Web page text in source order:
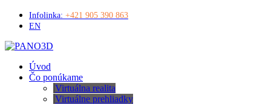
Skip
content
Infolinka: +421 905 390 863
EN
Menu
Úvod
Čo ponúkame
Virtuálna realita
Virtuálne prehliadky